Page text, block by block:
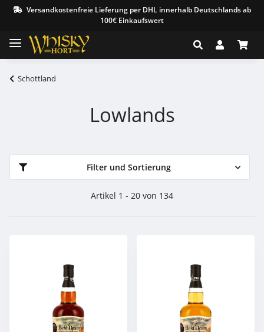
Versandkostenfreie Lieferung per DHL innerhalb Deutschlands ab
100€ Einkaufswert
Schottland
Lowlands
Filter und Sortierung
Artikel 1 - 20 von 134